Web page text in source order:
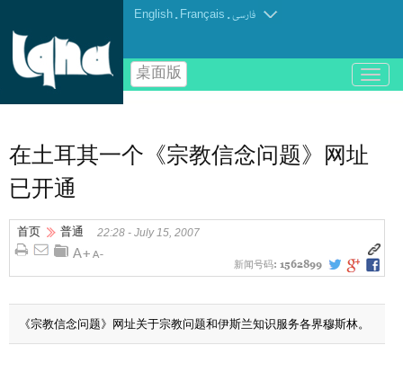
English . Français .فارسی
桌面版
باز
و
在土耳其一个《宗教信念问题》网址
已开通
首页 普通 22:28 - July 15, 2007
新闻号码: 1562899
《宗教信念问题》网址关于宗教问题和伊斯兰知识服务各界穆斯林。